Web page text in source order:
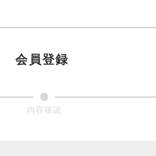
会員登録